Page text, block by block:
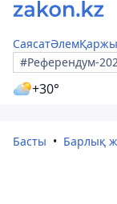
СаясатӘлемҚаржы
#Референдум-
+30°
Басты Барлық